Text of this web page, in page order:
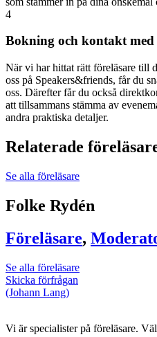
4
Bokning och kontakt med
När vi har hittat rätt föreläsare till
oss på Speakers&friends, får du
oss. Därefter får du också
att tillsammans stämma av
andra praktiska detaljer.
Relaterade
Se alla föreläsare
Folke Rydén
Föreläsare,
Se alla föreläsare
Skicka förfrågan
(Johann Lang)
Vi är specialister på föreläsare.